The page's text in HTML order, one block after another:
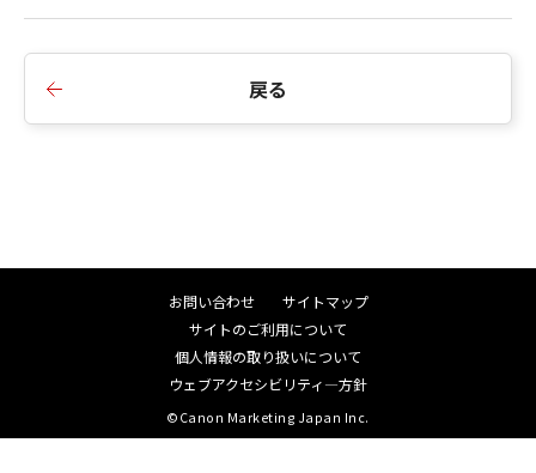
戻る
お問い合わせ
サイトマップ
サイトのご利用について
個人情報の取り扱いについて
ウェブアクセシビリティ―方針
©Canon Marketing Japan Inc.